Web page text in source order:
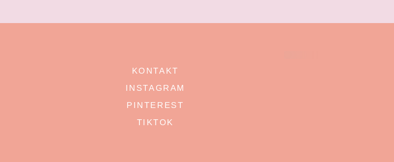
KONTAKT
INSTAGRAM
PINTEREST
TIKTOK